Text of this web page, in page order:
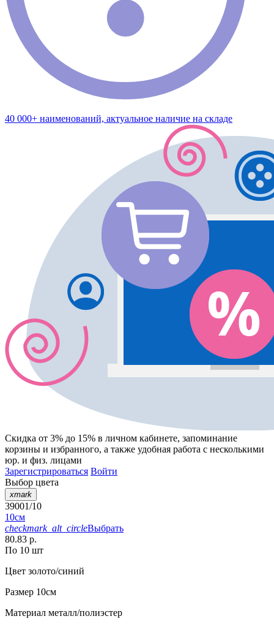
40 000+ наименований, актуальное наличие на складе
Скидка от 3% до 15% в личном кабинете, запоминание
корзины и избранного, а также удобная работа с несколькими
юр. и физ. лицами
Зарегистрироваться Войти
Выбор цвета
xmark
39001/10
10см
checkmark_alt_circleВыбрать
80.83 р.
По 10 шт
Цвет золото/синий
Размер 10см
Материал металл/полиэстер